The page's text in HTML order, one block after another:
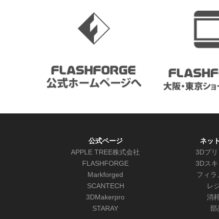
公式ページ
APPLE TREE株式会社
FLASHFORGE
Markforged
SCANTECH
3DMakerpro
STARAY
ネッ
3Dプ
3Dス
フィラ
レ
消
部